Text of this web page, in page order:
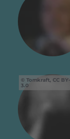
Tomkraft, CC
3.0